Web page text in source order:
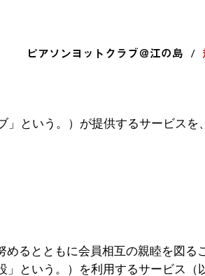
ピアソンヨットクラブ＠江の島 /
という。）が提供するサービス
るとともに会員相互の親睦を図る
という。）を利用するサービス（